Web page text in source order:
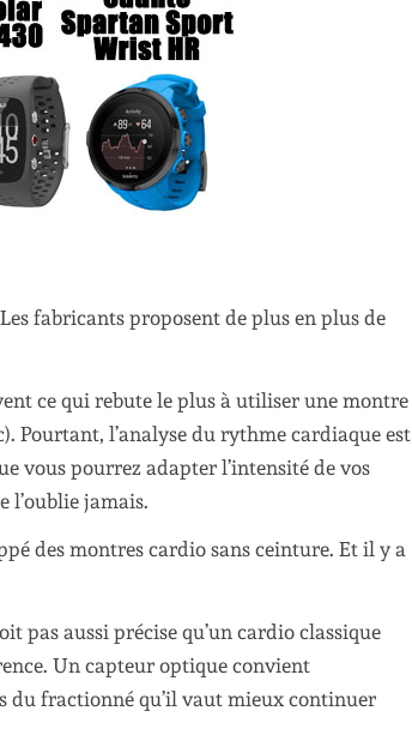
fabricants proposent de plus en plus de
ce qui rebute le plus à utiliser une montre
Pourtant, l’analyse du rythme cardiaque est
vous pourrez adapter l’intensité de vos
l’oublie jamais.
des montres cardio sans ceinture. Et il y a
pas aussi précise qu’un cardio classique
Un capteur optique convient
du fractionné qu’il vaut mieux continuer